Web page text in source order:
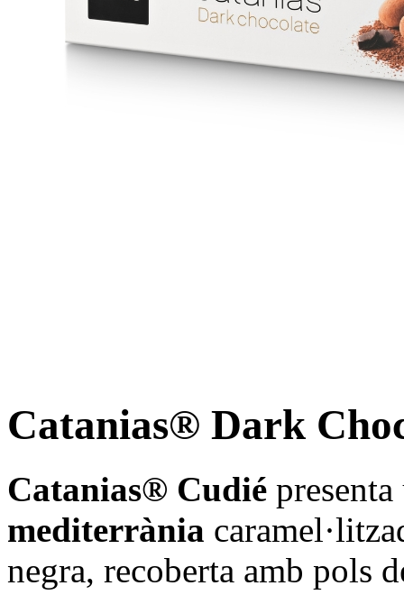
Catanias® Dark
Catanias® Cudié
mediterrània
negra, recoberta amb pols